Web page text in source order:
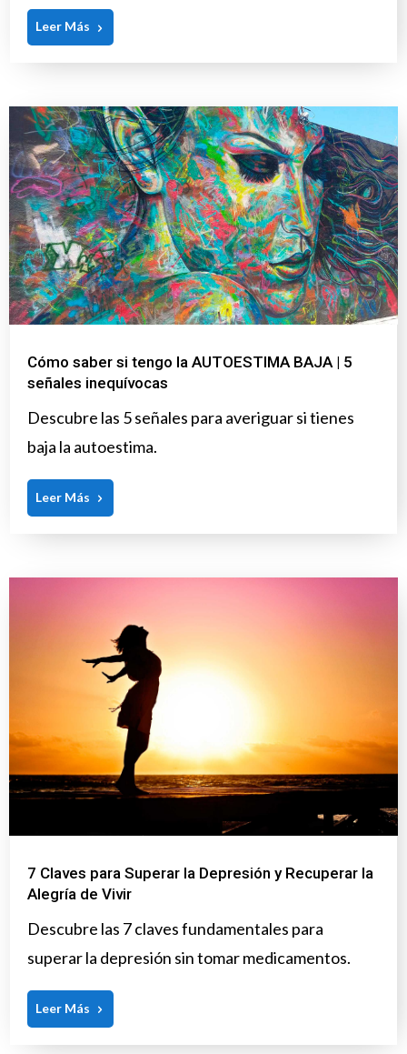
Leer Más
Cómo saber si tengo la AUTOESTIMA BAJA | 5
señales inequívocas
Descubre las 5 señales para averiguar si tienes
baja la autoestima.
Leer Más
7 Claves para Superar la Depresión y Recuperar la
Alegría de Vivir
Descubre las 7 claves fundamentales para
superar la depresión sin tomar medicamentos.
Leer Más